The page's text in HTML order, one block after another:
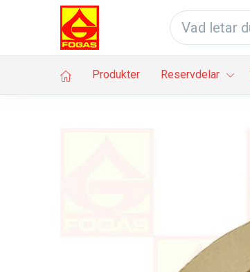
Produkter Reservdelar